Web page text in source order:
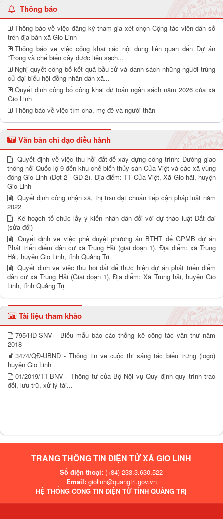
Thông báo
Thông báo về việc đăng ký tham gia xét chọn Cộng tác viên dân số
trên địa bàn xã Gio Linh
Thông báo về việc công khai các nội dung liên quan đến Dự án
“Trồng và chế biến cây dược liệu sạch...
Nghị quyết công bố kết quả bầu cử và danh sách những người trúng
cử đại biểu hội đồng nhân dân xã...
Quyết định công bố công khai dự toán ngân sách năm 2026 của xã
Gio Linh
Thông báo về việc tìm cha, mẹ đẻ và người thân
Văn bản chỉ đạo điều hành
Quyết định về việc thu hồi đất để xây dựng công trình: Đường giao
thông nối Quốc lộ 9 đến khu chế biến thủy sản Cửa Việt và các xã vùng
đông Gio Linh (Đợt 2 - GĐ 2). Địa điểm: TT Cửa Việt, Xã Gio hải, huyện
Gio Linh
Quyết định công nhận xã, thị trấn đạt chuẩn tiếp cận pháp luật năm
2022
Kê hoạch tổ chức lấy ý kiến nhân dân đối với dự thảo luật Đất đai
(sửa đổi)
Quyết định về việc phê duyệt phương án BTHT để GPMB dự án
Phát triển điểm dân cư xã Trung Hải (giai đoạn 1). Địa điểm: xã Trung
Hải, huyện Gio Linh, tỉnh Quảng Trị
Quyết định về việc thu hồi đất để thực hiện dự án phát triển điểm
dân cư xã Trung Hải (Giai đoạn 1), Địa điểm: Xã Trung hải, huyện Gio
Linh, tỉnh Quảng Trị
Tài liệu tham khảo
795/HD-SNV - Biểu mẫu báo cáo thống kê công tác văn thư năm
2018
3474/QĐ-UBND - Thông tin về cuộc thi sáng tác biểu trưng (logo)
huyện Gio Linh
01/2019/TT-BNV - Thông tư của Bộ Nội vụ Quy định quy trình trao
đổi, lưu trữ, xử lý tài...
TRANG THÔNG TIN ĐIỆN TỬ XÃ GIO LINH
Số điện thoại: (+84) 233.3.630.522
Email:giolinh@quangtri.gov.vn
HỆ THỐNG CÔNG TIN ĐIỆN TỬ TỈNH QUẢNG TRỊ